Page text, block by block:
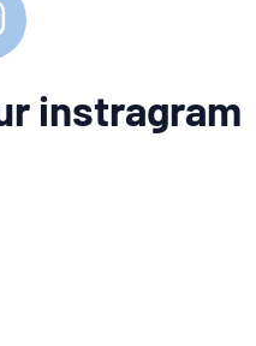
instragram